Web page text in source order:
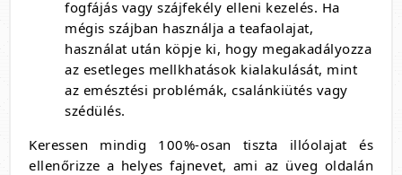
fogfájás vagy szájfekély elleni kezelés. Ha
mégis szájban használja a teafaolajat,
használat után köpje ki, hogy megakadályozza
az esetleges mellkhatások kialakulását, mint
az emésztési problémák, csalánkiütés vagy
szédülés.
Keressen mindig 100%-osan tiszta illóolajat és
ellenőrizze a helyes fajnevet, ami az üveg oldalán